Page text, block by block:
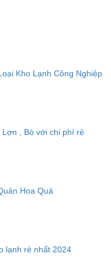
Kho Lạnh Công Nghiệp
, Bò với chi phí rẻ
Hoa Quả
lạnh rẻ nhất 2024